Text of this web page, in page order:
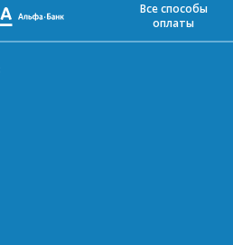
Все способы
оплаты